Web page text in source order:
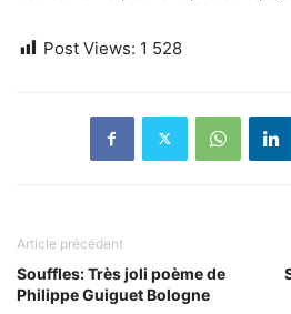
Post Views: 1 528
Article précédent
Souffles: Très joli poème de
Philippe Guiguet Bologne